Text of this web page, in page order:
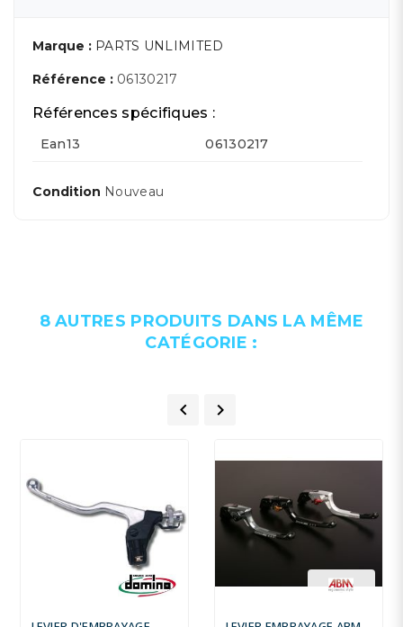
Marque : PARTS UNLIMITED
Référence : 06130217
Références spécifiques :
Ean13 06130217
Condition Nouveau
8 AUTRES PRODUITS DANS LA MÊME
CATÉGORIE :
 